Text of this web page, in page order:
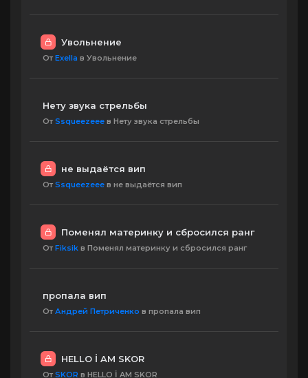
Увольнение
От Exella в Увольнение
Нету звука стрельбы
От Ssqueezeee в Нету звука стрельбы
не выдаётся вип
От Ssqueezeee в не выдаётся вип
Поменял материнку и сбросился ранг
От Fiksik в Поменял материнку и сбросился ранг
пропала вип
От Андрей Петриченко в пропала вип
HELLO İ AM SKOR
От SKOR в HELLO İ AM SKOR